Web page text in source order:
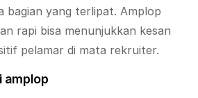
bagian yang terlipat. Amplop
rapi bisa menunjukkan kesan
pelamar di mata rekruiter.
amplop